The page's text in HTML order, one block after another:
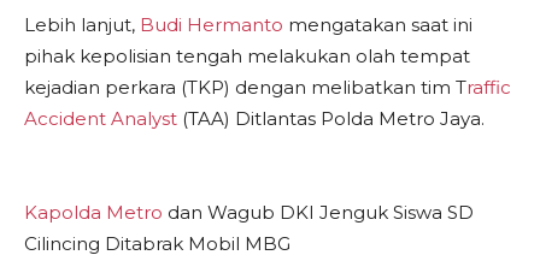
Lebih lanjut, Budi Hermanto mengatakan saat ini
pihak kepolisian tengah melakukan olah tempat
kejadian perkara (TKP) dengan melibatkan tim Traffic
Accident Analyst (TAA) Ditlantas Polda Metro Jaya.
Kapolda Metro dan Wagub DKI Jenguk Siswa SD
Cilincing Ditabrak Mobil MBG